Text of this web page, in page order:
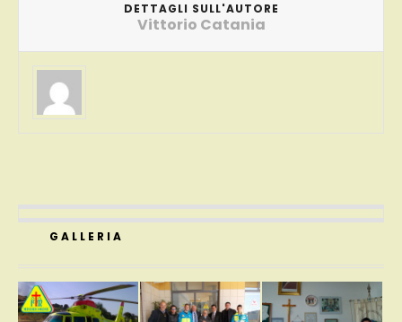
DETTAGLI SULL'AUTORE
Vittorio Catania
GALLERIA